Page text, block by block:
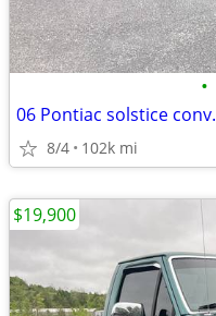
•
06 Pontiac solstice conv.
8/4 102k mi
$19,900